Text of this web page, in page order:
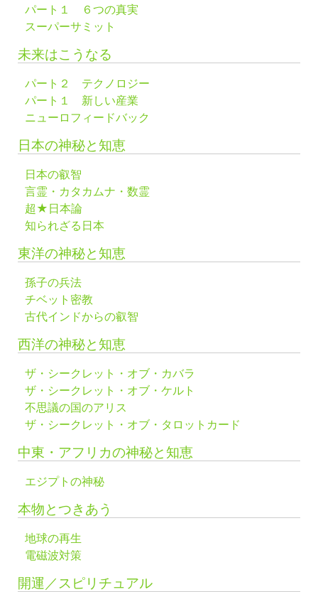
パート１ ６つの真実
スーパーサミット
未来はこうなる
パート２ テクノロジー
パート１ 新しい産業
ニューロフィードバック
日本の神秘と知恵
日本の叡智
言霊・カタカムナ・数霊
超★日本論
知られざる日本
東洋の神秘と知恵
孫子の兵法
チベット密教
古代インドからの叡智
西洋の神秘と知恵
ザ・シークレット・オブ・カバラ
ザ・シークレット・オブ・ケルト
不思議の国のアリス
ザ・シークレット・オブ・タロットカード
中東・アフリカの神秘と知恵
エジプトの神秘
本物とつきあう
地球の再生
電磁波対策
開運／スピリチュアル